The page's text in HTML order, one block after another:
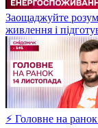
Заощаджуйте
живлення і
⚡ Головне на